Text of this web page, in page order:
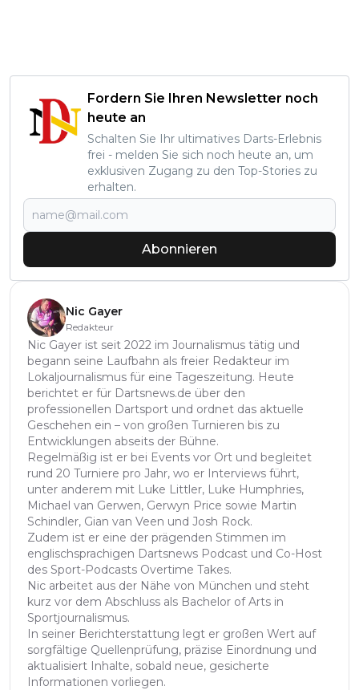
Fordern Sie Ihren Newsletter noch
heute an
Schalten Sie Ihr ultimatives Darts-Erlebnis
frei - melden Sie sich noch heute an, um
exklusiven Zugang zu den Top-Stories zu
erhalten.
Abonnieren
Nic Gayer
Redakteur
Nic Gayer ist seit 2022 im Journalismus tätig und
begann seine Laufbahn als freier Redakteur im
Lokaljournalismus für eine Tageszeitung. Heute
berichtet er für Dartsnews.de über den
professionellen Dartsport und ordnet das aktuelle
Geschehen ein – von großen Turnieren bis zu
Entwicklungen abseits der Bühne.
Regelmäßig ist er bei Events vor Ort und begleitet
rund 20 Turniere pro Jahr, wo er Interviews führt,
unter anderem mit Luke Littler, Luke Humphries,
Michael van Gerwen, Gerwyn Price sowie Martin
Schindler, Gian van Veen und Josh Rock.
Zudem ist er eine der prägenden Stimmen im
englischsprachigen Dartsnews Podcast und Co-Host
des Sport-Podcasts Overtime Takes.
Nic arbeitet aus der Nähe von München und steht
kurz vor dem Abschluss als Bachelor of Arts in
Sportjournalismus.
In seiner Berichterstattung legt er großen Wert auf
sorgfältige Quellenprüfung, präzise Einordnung und
aktualisiert Inhalte, sobald neue, gesicherte
Informationen vorliegen.